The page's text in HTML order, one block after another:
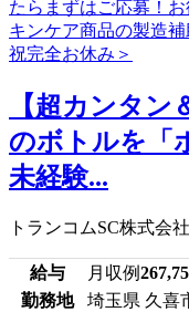
【超カンタ
のボトルを「
未経験...
トランコムSC株式会
給与 月収例
勤務地
埼玉県 久喜